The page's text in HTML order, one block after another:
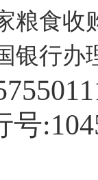
粮食收
银行办
号: